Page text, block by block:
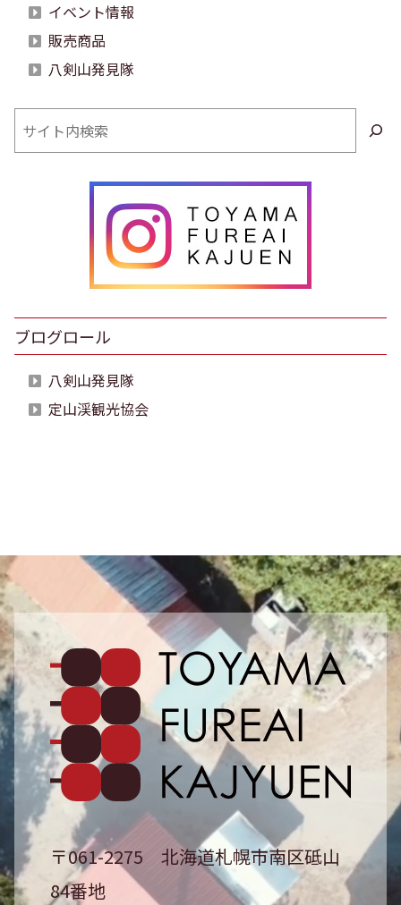
イベント情報
販売商品
八剣山発見隊
検
索
ブログロール
八剣山発見隊
定山渓観光協会
砥山ふ
〒061-2275
北海道札幌市南区砥山
84番地